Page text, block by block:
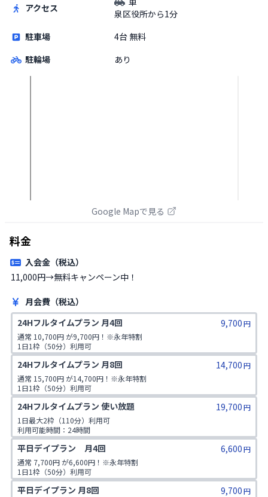
アクセス
泉区役所から1分
駐車場
4台 無料
駐輪場
あり
Google Mapで見る
料金
入会金（税込）
11,000円→無料キャンペーン中！
月会費（税込）
24Hフルタイムプラン 月4回
9,700円
通常 10,700円 が9,700円！※永年特割
1日1枠（50分）利用可
利用可能時間：24時間
所属店舗のみ
24Hフルタイムプラン 月8回 14,700円
通常 15,700円 が14,700円！※永年特割
1日1枠（50分）利用可
利用可能時間：24時間
所属店舗のみ
24Hフルタイムプラン 使い放題 19,700円
1日最大2枠（110分）利用可
利用可能時間：24時間
同時に予約できるのは1枠。2枠目は予約消化後に追加でご予約いただけ
ます。
仙台エリア全店舗利用可
平日デイプラン　月4回 6,600円
通常 7,700円 が6,600円！※永年特割
1日1枠（50分）利用可
利用可能時間：平日 朝9:00〜夕方16:50
所属店舗のみ
平日デイプラン 月8回 9,700円